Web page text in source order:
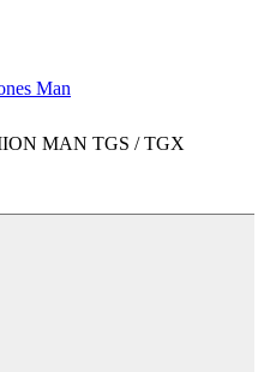
Man
MAN TGS / TGX